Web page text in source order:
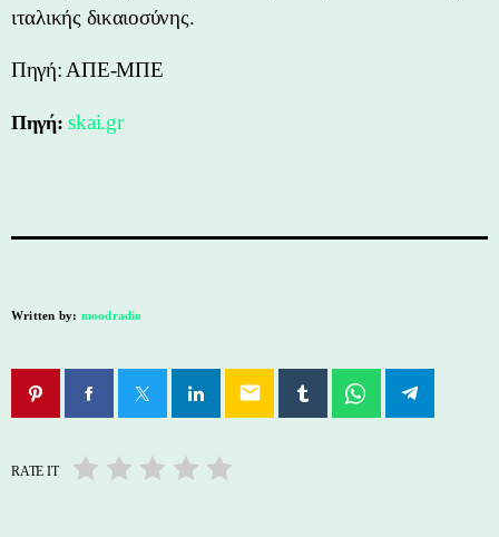
ιταλικής δικαιοσύνης.
Πηγή: ΑΠΕ-ΜΠΕ
Πηγή:skai.gr
Written by: moodradio
email
RATE IT